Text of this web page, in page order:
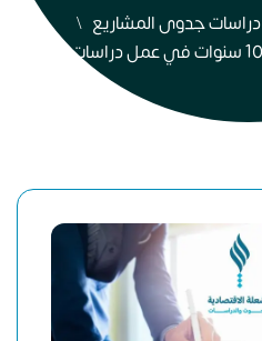
دراسات جدوى المشاريع